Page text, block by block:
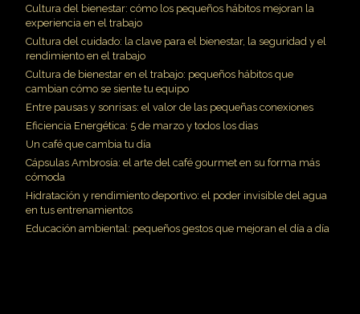
Cultura del bienestar: cómo los pequeños hábitos mejoran la
experiencia en el trabajo
Cultura del cuidado: la clave para el bienestar, la seguridad y el
rendimiento en el trabajo
Cultura de bienestar en el trabajo: pequeños hábitos que
cambian cómo se siente tu equipo
Entre pausas y sonrisas: el valor de las pequeñas conexiones
Eficiencia Energética: 5 de marzo y todos los dias
Un café que cambia tu día
Cápsulas Ambrosía: el arte del café gourmet en su forma más
cómoda
Hidratación y rendimiento deportivo: el poder invisible del agua
en tus entrenamientos
Educación ambiental: pequeños gestos que mejoran el día a día